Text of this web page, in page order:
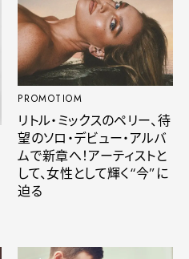
PROMOTIOM
リトル・ミックスのペリー、待
望のソロ・デビュー・アルバ
ムで新章へ！アーティストと
して、女性として輝く“今”に
迫る